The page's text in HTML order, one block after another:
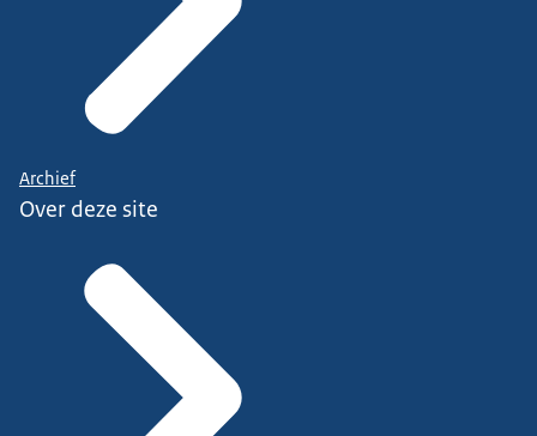
Archief
Over deze site